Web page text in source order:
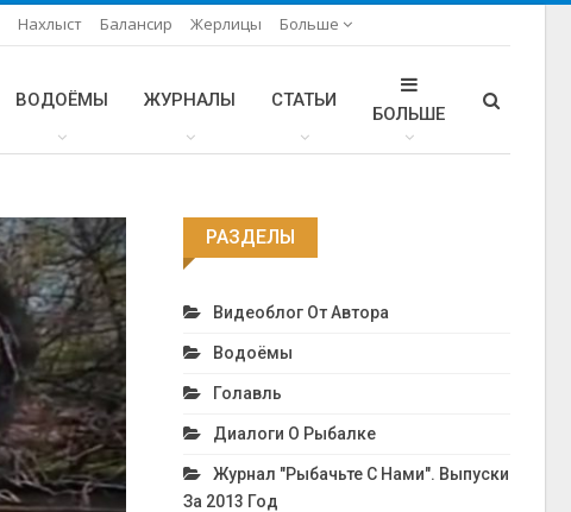
Нахлыст Балансир Жерлицы Больше
ВОДОЁМЫ ЖУРНАЛЫ СТАТЬИ
БОЛЬШЕ
РАЗДЕЛЫ
Видеоблог От Автора
Водоёмы
Голавль
Диалоги О Рыбалке
Журнал "Рыбачьте С Нами". Выпуски
За 2013 Год